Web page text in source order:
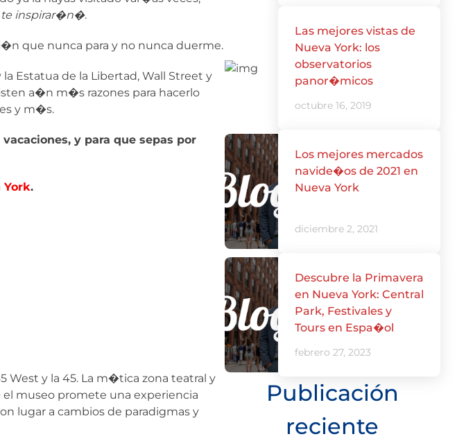
te inspirar�n�.
que nunca para y no nunca duerme.
Estatua de la Libertad, Wall Street y
a�n m�s razones para hacerlo
y m�s.
y para que sepas por
York.
West y la 45. La m�tica zona teatral y
museo promete una experiencia
lugar a cambios de paradigmas y
Las mejores vistas de
Nueva York: los
observatorios
panor�micos
octubre 16, 2019
Los mejores mercados
navide�os de 2021 en
Nueva York
diciembre 2, 2021
Descubre la Primavera
en Nueva York: Central
Park, Festivales y
Tours en Espa�ol
febrero 27, 2023
Publicación
reciente